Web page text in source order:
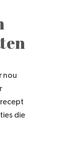
nou
die